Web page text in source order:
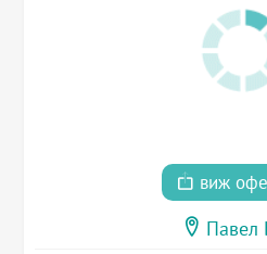
виж
Павел